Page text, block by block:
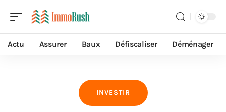
Actu Assurer Baux Défiscaliser Déménager
INVESTIR